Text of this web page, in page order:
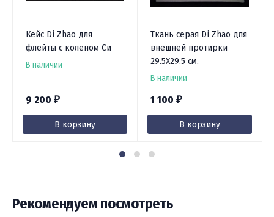
Кейс Di Zhao для
флейты с коленом Си
В наличии
9 200 ₽
В корзину
Ткань серая Di Zhao для
внешней протирки
29.5X29.5 см.
В наличии
1 100 ₽
В корзину
Рекомендуем посмотреть